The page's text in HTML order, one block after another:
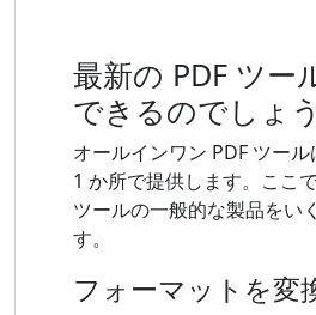
最新の PDF ツー
できるのでしょ
オールインワン PDF ツー
1 か所で提供します。ここ
ツールの一般的な製品をい
す。
フォーマットを変